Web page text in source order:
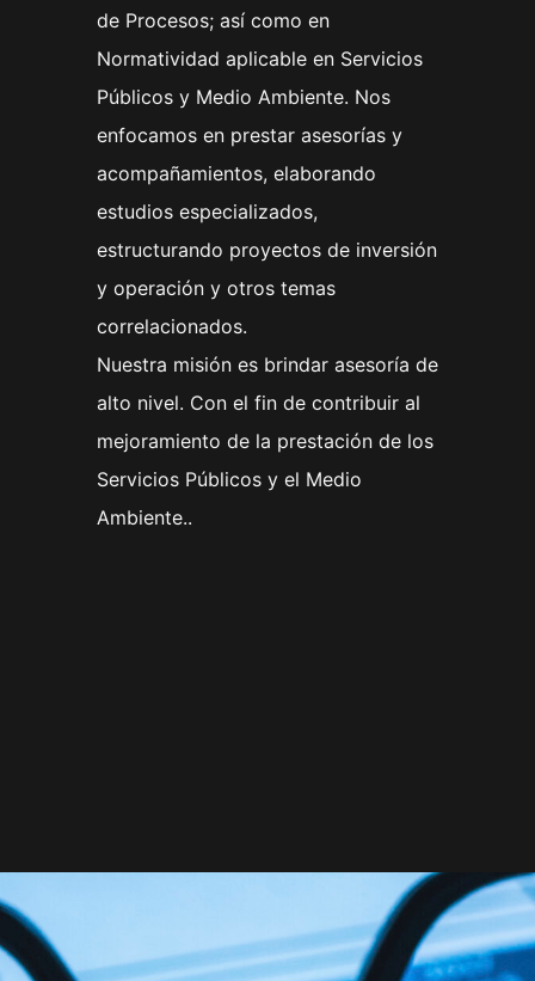
de Procesos; así como en
Normatividad aplicable en Servicios
Públicos y Medio Ambiente. Nos
enfocamos en prestar asesorías y
acompañamientos, elaborando
estudios especializados,
estructurando proyectos de inversión
y operación y otros temas
correlacionados.
Nuestra misión es brindar asesoría de
alto nivel. Con el fin de contribuir al
mejoramiento de la prestación de los
Servicios Públicos y el Medio
Ambiente..